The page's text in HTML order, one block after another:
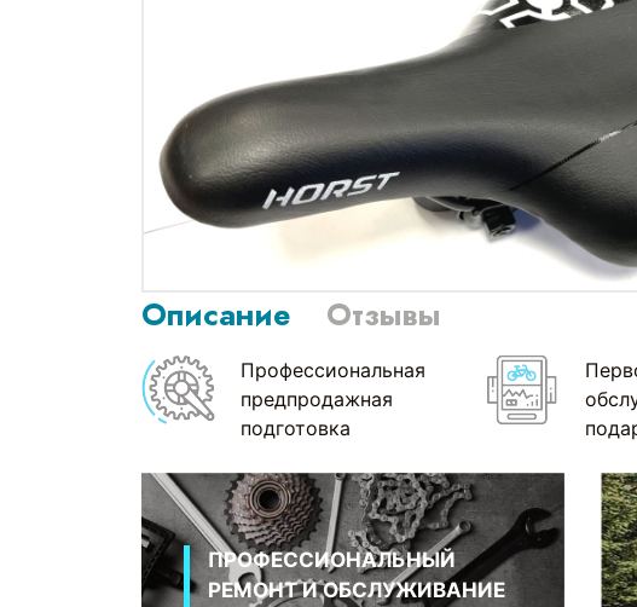
Описание Отзывы
Профессиональная
предпродажная
подготовка
ПРОФЕССИОНАЛЬНЫЙ
РЕМОНТ И ОБСЛУЖИВАНИЕ